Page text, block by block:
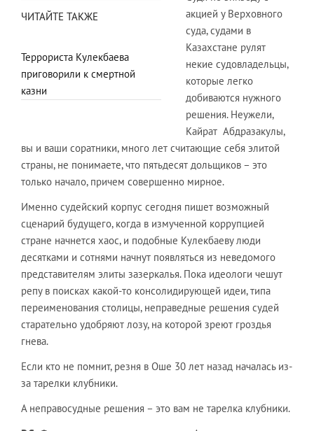
ЧИТАЙТЕ ТАКЖЕ
Террориста Кулекбаева
приговорили к смертной
казни
акцией у Верховного
суда, судами в
Казахстане рулят
некие судовладельцы,
которые легко
добиваются нужного
решения. Неужели,
Кайрат Абдразакулы,
вы и ваши соратники, много лет считающие себя элитой
страны, не понимаете, что пятьдесят дольщиков – это
только начало, причем совершенно мирное.
Именно судейский корпус сегодня пишет возможный
сценарий будущего, когда в измученной коррупцией
стране начнется хаос, и подобные Кулекбаеву люди
десятками и сотнями начнут появляться из неведомого
представителям элиты зазеркалья. Пока идеологи чешут
репу в поисках какой-то консолидирующей идеи, типа
переименования столицы, неправедные решения судей
старательно удобряют лозу, на которой зреют гроздья
гнева.
Если кто не помнит, резня в Оше 30 лет назад началась из-
за тарелки клубники.
А неправосудные решения – это вам не тарелка клубники.